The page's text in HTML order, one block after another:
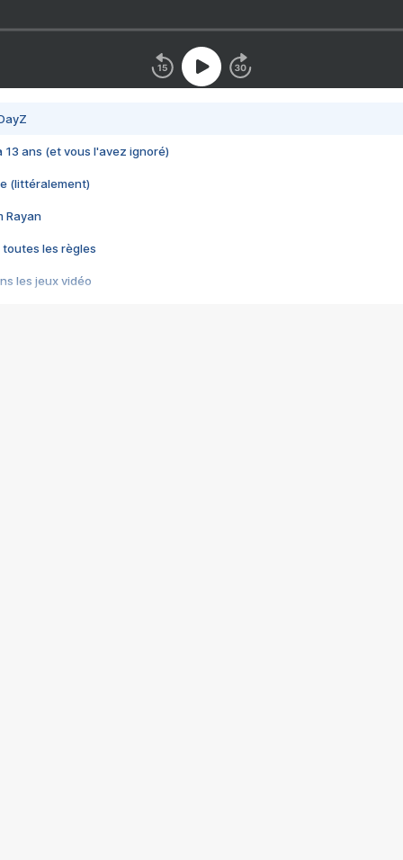
13 ans (et vous l'avez ignoré)
(littéralement)
Rayan
toutes les règles
les jeux vidéo